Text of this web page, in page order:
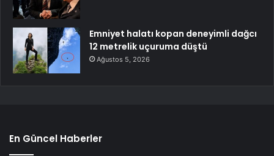
Emniyet halatı kopan deneyimli dağcı
12 metrelik uçuruma düştü
Ağustos 5, 2026
En Güncel Haberler